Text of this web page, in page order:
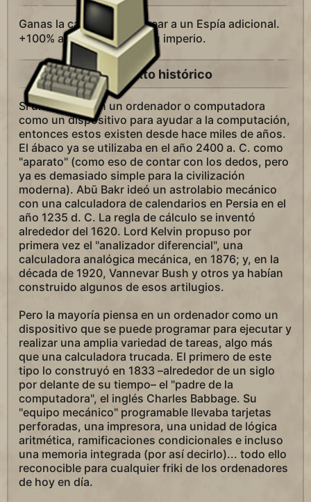
Ganas la capacidad de crear a un Espía adicional.
+100% al Turismo
en tu imperio.
Contexto histórico
Si uno piensa en un ordenador o computadora
como un dispositivo para ayudar a la computación,
entonces estos existen desde hace miles de años.
El ábaco ya se utilizaba en el año 2400 a. C. como
"aparato" (como eso de contar con los dedos, pero
ya es demasiado simple para la civilización
moderna). Abū Bakr ideó un astrolabio mecánico
con una calculadora de calendarios en Persia en el
año 1235 d. C. La regla de cálculo se inventó
alrededor del 1620. Lord Kelvin propuso por
primera vez el "analizador diferencial", una
calculadora analógica mecánica, en 1876; y, en la
década de 1920, Vannevar Bush y otros ya habían
construido algunos de esos artilugios.
Pero la mayoría piensa en un ordenador como un
dispositivo que se puede programar para ejecutar y
realizar una amplia variedad de tareas, algo más
que una calculadora trucada. El primero de este
tipo lo construyó en 1833 –alrededor de un siglo
por delante de su tiempo– el "padre de la
computadora", el inglés Charles Babbage. Su
"equipo mecánico" programable llevaba tarjetas
perforadas, una impresora, una unidad de lógica
aritmética, ramificaciones condicionales e incluso
una memoria integrada (por así decirlo)... todo ello
reconocible para cualquier friki de los ordenadores
de hoy en día.